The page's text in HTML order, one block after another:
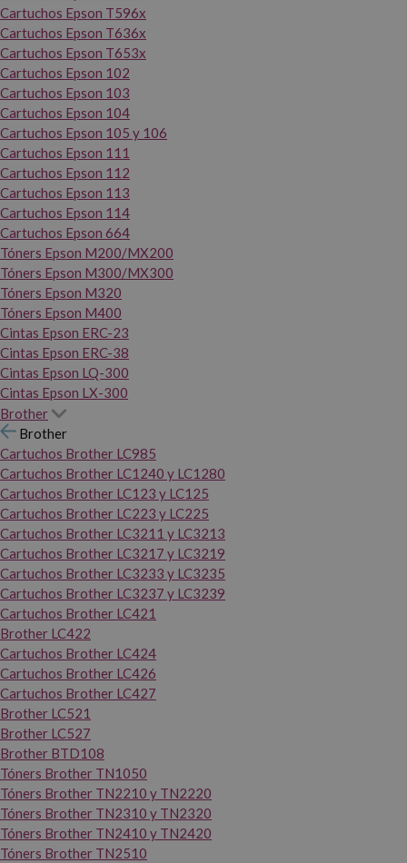
Cartuchos Epson T596x
Cartuchos Epson T636x
Cartuchos Epson T653x
Cartuchos Epson 102
Cartuchos Epson 103
Cartuchos Epson 104
Cartuchos Epson 105 y 106
Cartuchos Epson 111
Cartuchos Epson 112
Cartuchos Epson 113
Cartuchos Epson 114
Cartuchos Epson 664
Tóners Epson M200/MX200
Tóners Epson M300/MX300
Tóners Epson M320
Tóners Epson M400
Cintas Epson ERC-23
Cintas Epson ERC-38
Cintas Epson LQ-300
Cintas Epson LX-300
Brother
Brother
Cartuchos Brother LC985
Cartuchos Brother LC1240 y LC1280
Cartuchos Brother LC123 y LC125
Cartuchos Brother LC223 y LC225
Cartuchos Brother LC3211 y LC3213
Cartuchos Brother LC3217 y LC3219
Cartuchos Brother LC3233 y LC3235
Cartuchos Brother LC3237 y LC3239
Cartuchos Brother LC421
Brother LC422
Cartuchos Brother LC424
Cartuchos Brother LC426
Cartuchos Brother LC427
Brother LC521
Brother LC527
Brother BTD108
Tóners Brother TN1050
Tóners Brother TN2210 y TN2220
Tóners Brother TN2310 y TN2320
Tóners Brother TN2410 y TN2420
Tóners Brother TN2510